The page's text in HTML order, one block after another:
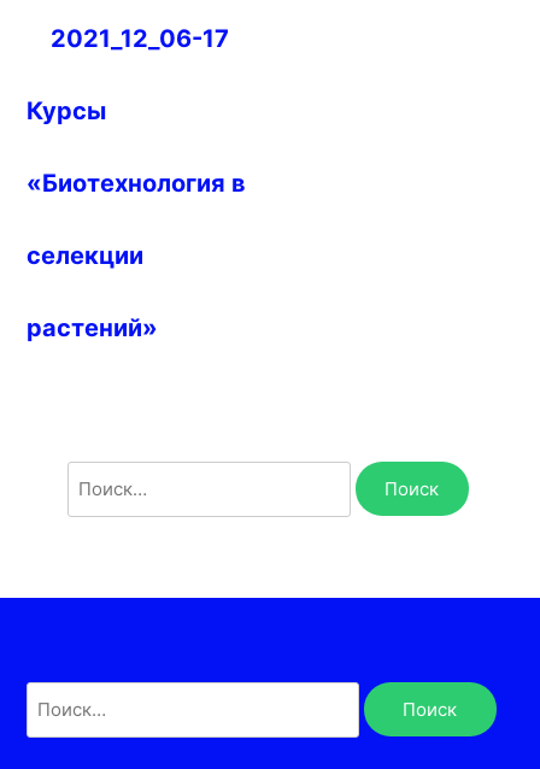
Навигация
записям
2021_12_06-17
Курсы
«Биотехнология в
селекции
растений»
Найти: